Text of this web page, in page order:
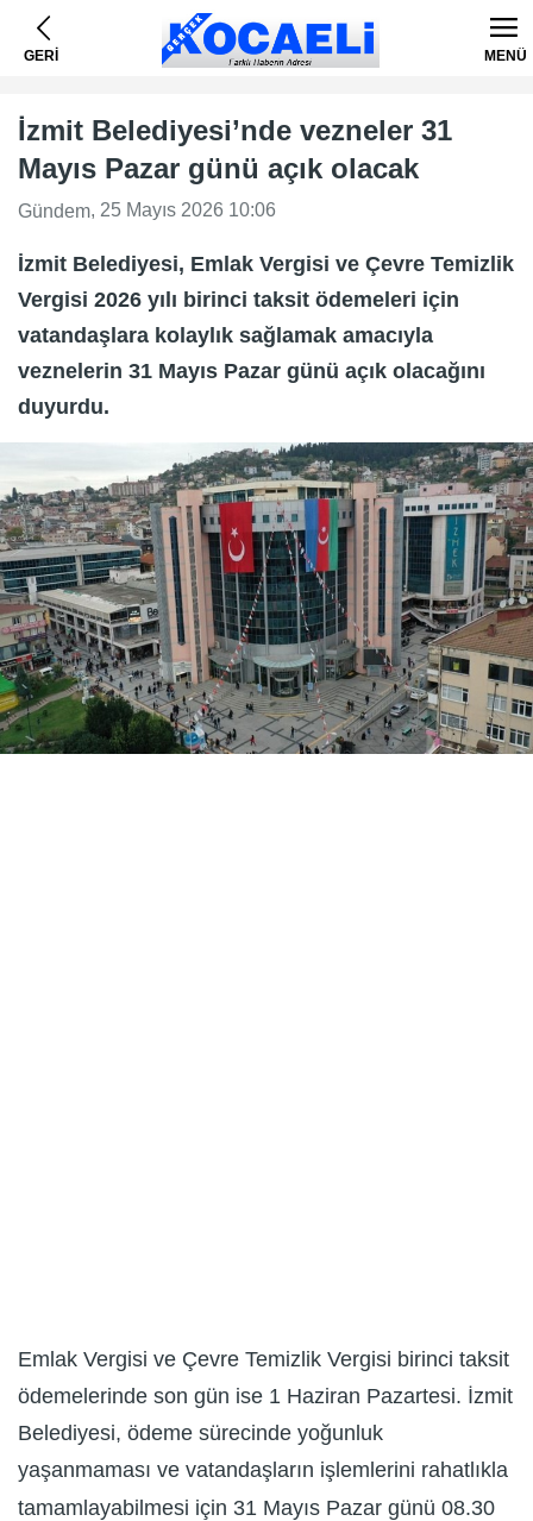
GERİ MENÜ
İzmit Belediyesi’nde vezneler 31
Mayıs Pazar günü açık olacak
Gündem, 25 Mayıs 2026 10:06
İzmit Belediyesi, Emlak Vergisi ve Çevre Temizlik
Vergisi 2026 yılı birinci taksit ödemeleri için
vatandaşlara kolaylık sağlamak amacıyla
veznelerin 31 Mayıs Pazar günü açık olacağını
duyurdu.
Emlak Vergisi ve Çevre Temizlik Vergisi birinci taksit
ödemelerinde son gün ise 1 Haziran Pazartesi. İzmit
Belediyesi, ödeme sürecinde yoğunluk
yaşanmaması ve vatandaşların işlemlerini rahatlıkla
tamamlayabilmesi için 31 Mayıs Pazar günü 08.30